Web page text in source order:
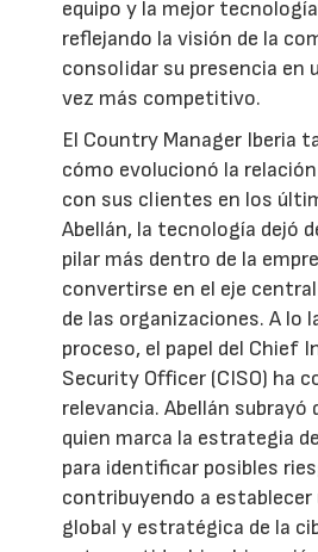
equipo y la mejor
reflejando la visión de la
consolidar su presencia en
vez más competitivo.
El Country Manager Iberia
cómo evolucionó la
con sus clientes en los
Abellán, la tecnología dejó
pilar más dentro de la
convertirse en el eje
de las organizaciones. A lo
proceso, el papel del Chief
Security Officer (CISO) ha
relevancia. Abellán subrayó
quien marca la estrategia
para identificar posibles
contribuyendo a establecer
global y estratégica de la